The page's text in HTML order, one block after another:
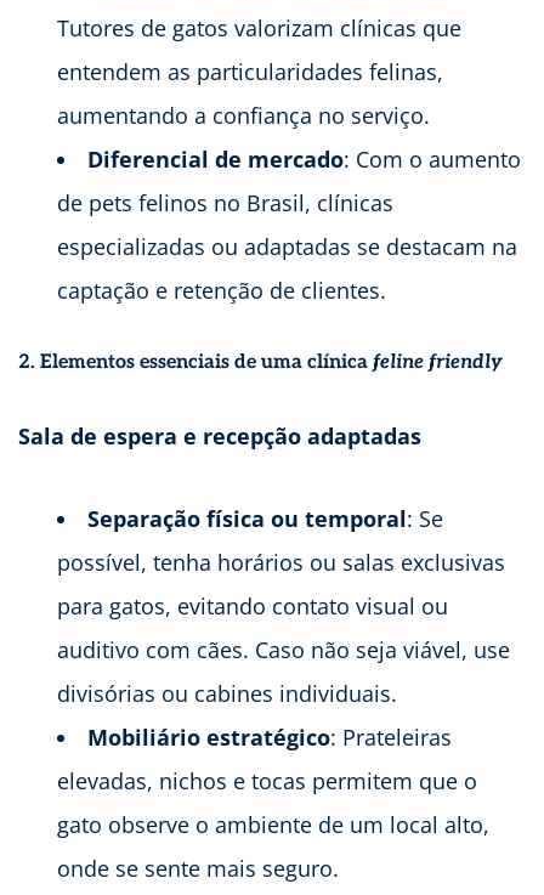
Tutores de gatos valorizam clínicas que
entendem as particularidades felinas,
aumentando a confiança no serviço.
Diferencial de mercado: Com o aumento
de pets felinos no Brasil, clínicas
especializadas ou adaptadas se destacam na
captação e retenção de clientes.
2. Elementos essenciais de uma clínica feline friendly
Sala de espera e recepção adaptadas
Separação física ou temporal: Se
possível, tenha horários ou salas exclusivas
para gatos, evitando contato visual ou
auditivo com cães. Caso não seja viável, use
divisórias ou cabines individuais.
Mobiliário estratégico: Prateleiras
elevadas, nichos e tocas permitem que o
gato observe o ambiente de um local alto,
onde se sente mais seguro.